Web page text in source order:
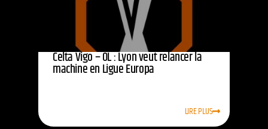
Celta Vigo – OL : Lyon veut relancer la
machine en Ligue Europa
LIRE PLUS